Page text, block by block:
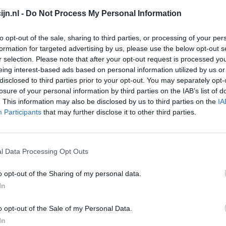
- Do Not Process My Personal Information
opt-out of the sale, sharing to third parties, or processing of your
for targeted advertising by us, please use the below opt-out
selection. Please note that after your opt-out request is processed
interest-based ads based on personal information utilized by us
to third parties prior to your opt-out. You may separately
of your personal information by third parties on the IAB’s list of
This information may also be disclosed by us to third parties on the
Participants that may further disclose it to other third parties.
Data Processing Opt Outs
opt-out of the Sharing of my personal data.
opt-out of the Sale of my Personal Data.
Verslavingsziekten
Pijn - morfine-achtigen
Schildklier - hypothyroidie (traagwerkend)
Maagzuur - protonpompremmers
Bloeddruk - betablokkers
Epilepsie
Depressie - antidepressiva TCA
Depressie - antidepressiva overig
Anticonceptie - eenfase
Psychose / schizofrenie - antipsychotica